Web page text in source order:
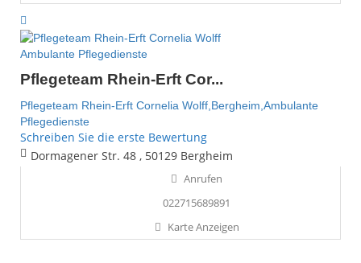
Ambulante Pflegedienste
Pflegeteam Rhein-Erft Cor...
Pflegeteam Rhein-Erft Cornelia Wolff,Bergheim,Ambulante
Pflegedienste
Schreiben Sie die erste Bewertung
Dormagener Str. 48 , 50129 Bergheim
Anrufen
022715689891
Karte Anzeigen